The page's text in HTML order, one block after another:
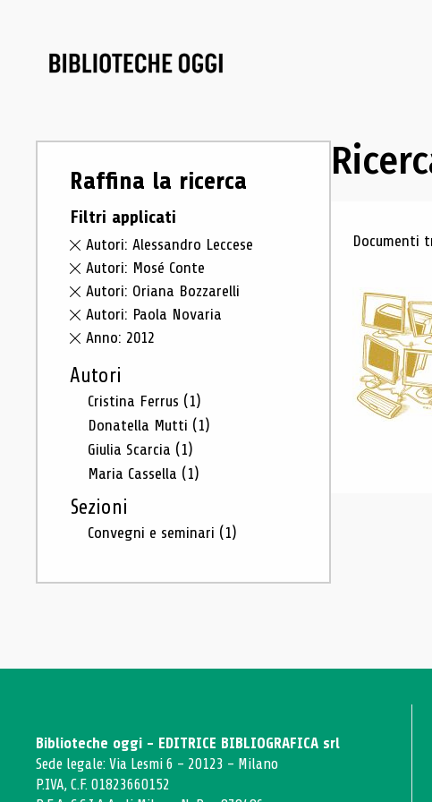
Raffina la ricerca
Filtri applicati
Autori: Alessandro Leccese
Autori: Mosé Conte
Autori: Oriana Bozzarelli
Autori: Paola Novaria
Anno: 2012
Autori
Cristina Ferrus (1)
Donatella Mutti (1)
Giulia Scarcia (1)
Maria Cassella (1)
Sezioni
Convegni e seminari (1)
Documenti
Biblioteche oggi - EDITRICE BIBLIOGRAFICA srl
Sede legale: Via Lesmi 6 - 20123 - Milano
P.IVA, C.F. 01823660152